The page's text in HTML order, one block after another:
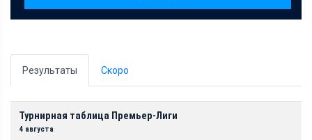
Результаты Скоро
Турнирная таблица Премьер-Лиги
4 августа